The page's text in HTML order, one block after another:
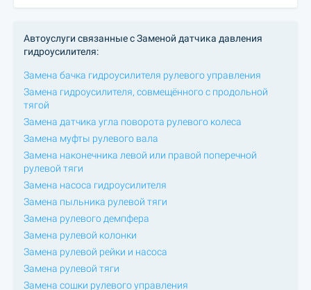
Автоуслуги связанные с Заменой датчика давления
гидроусилителя:
Замена бачка гидроусилителя рулевого управления
Замена гидроусилителя, совмещённого с продольной
тягой
Замена датчика угла поворота рулевого колеса
Замена муфты рулевого вала
Замена наконечника левой или правой поперечной
рулевой тяги
Замена насоса гидроусилителя
Замена пыльника рулевой тяги
Замена рулевого демпфера
Замена рулевой колонки
Замена рулевой рейки и насоса
Замена рулевой тяги
Замена сошки рулевого управления